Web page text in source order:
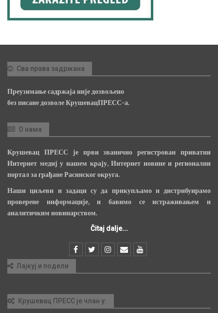
Сва права задржана
Преузимање садржаја није дозвољено
без писане дозволе КрушевацПРЕСС-а.
О нама
Крушевац ПРЕСС је први званично регистрован приватни
Интернет медиј у нашем крају, Интернет новине и регионални
портал за грађане Расинског округа.
Наши циљеви и задаци су да прикупљамо и дистрибуирамо
проверене информације, и бавимо се истраживањем и
аналитичким новинарством.
Čitaj dalje...
Лајкуј и подели
Крушевац ПРЕСС је члан у: